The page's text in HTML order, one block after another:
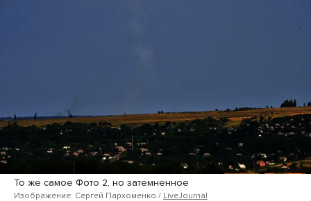
То же самое Фото 2, но затемненное
Изображение: Сергей Пархоменко / LiveJournal